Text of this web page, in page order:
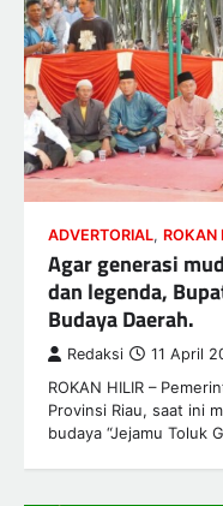
ADVERTORIAL, ROKAN
Agar generasi
dan legenda,
Budaya Daerah.
Redaksi 11 April
ROKAN HILIR –
Provinsi Riau, saat ini
budaya “Jejamu Toluk